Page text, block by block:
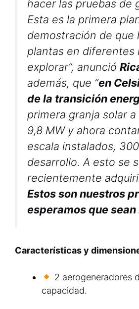
hacer las pruebas de
Esta es la primera
demostración de
plantas en diferentes
explorar”, anunció
además, que “en
de la transición
primera granja solar
9,8 MW y ahora
escala instalados,
desarrollo. A esto se
recientemente
Estos son nuestros
esperamos que
Características y
2 aerogeneradores
capacidad.